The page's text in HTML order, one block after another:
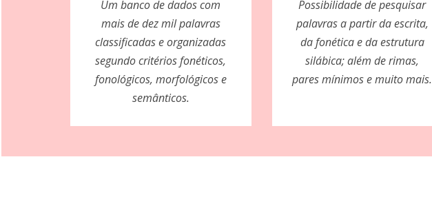
Um banco de dados com
mais de dez mil palavras
classificadas e organizadas
segundo critérios fonéticos,
fonológicos, morfológicos e
semânticos.
Possibilidade de pesquisar
palavras a partir da escrita,
da fonética e da estrutura
silábica; além de rimas,
pares mínimos e muito mais.